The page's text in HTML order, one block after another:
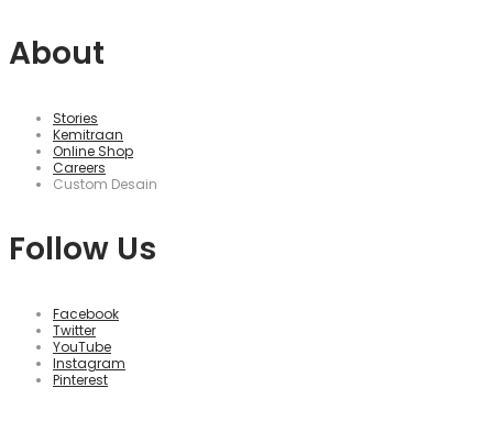
About
Stories
Kemitraan
Online Shop
Careers
Custom Desain
Follow Us
Facebook
Twitter
YouTube
Instagram
Pinterest